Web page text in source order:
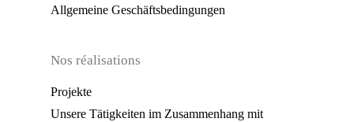
Allgemeine Geschäftsbedingungen
Nos réalisations
Projekte
Unsere Tätigkeiten im Zusammenhang mit